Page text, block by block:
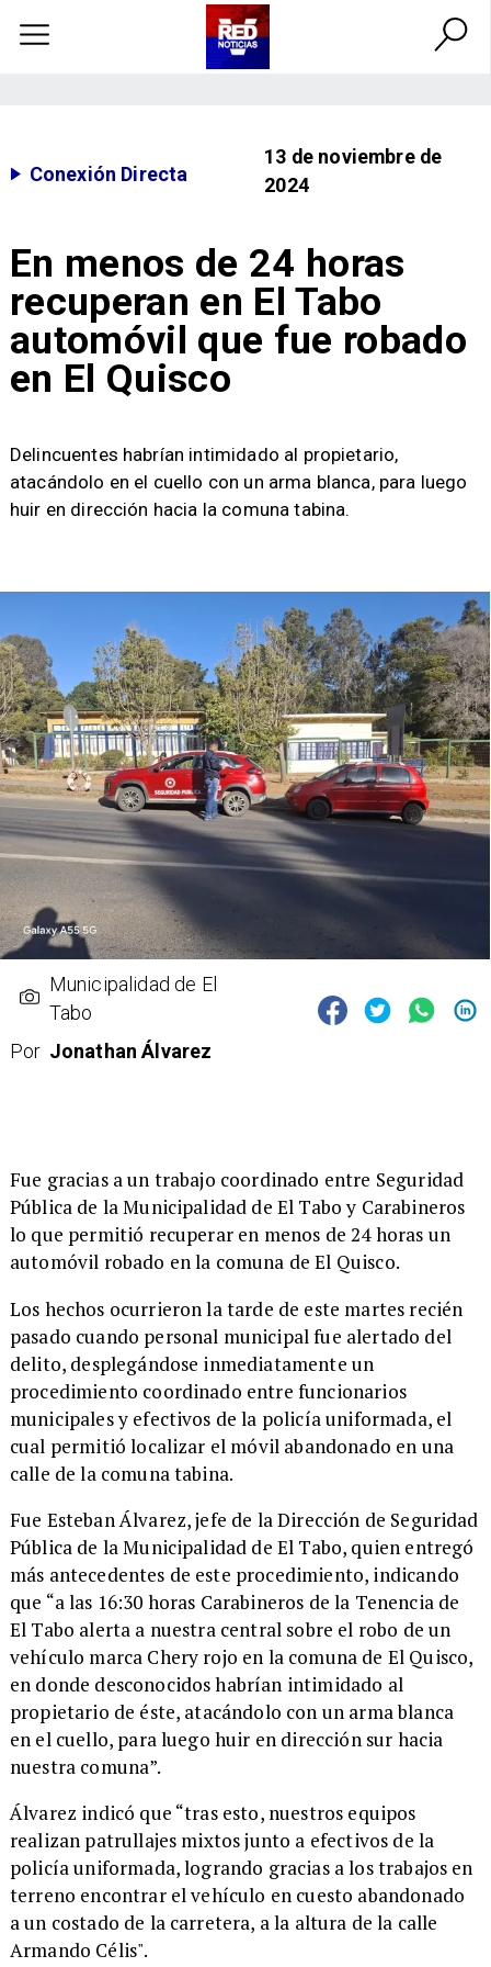
Conexión Directa
13 de noviembre de
2024
En menos de 24 horas
recuperan en El Tabo
automóvil que fue robado
en El Quisco
​Delincuentes habrían intimidado al propietario,
atacándolo en el cuello con un arma blanca, para luego
huir en dirección hacia la comuna tabina.
Municipalidad de El
Tabo
Por Jonathan Álvarez
​Fue gracias a un trabajo coordinado entre Seguridad
Pública de la Municipalidad de El Tabo y Carabineros
lo que permitió recuperar en menos de 24 horas un
automóvil robado en la comuna de El Quisco.
​Los hechos ocurrieron la tarde de este martes recién
pasado cuando personal municipal fue alertado del
delito, desplegándose inmediatamente un
procedimiento coordinado entre funcionarios
municipales y efectivos de la policía uniformada, el
cual permitió localizar el móvil abandonado en una
calle de la comuna tabina.
​Fue Esteban Álvarez, jefe de la Dirección de Seguridad
Pública de la Municipalidad de El Tabo, quien entregó
más antecedentes de este procedimiento, indicando
que “a las 16:30 horas Carabineros de la Tenencia de
El Tabo alerta a nuestra central sobre el robo de un
vehículo marca Chery rojo en la comuna de El Quisco,
en donde desconocidos habrían intimidado al
propietario de éste, atacándolo con un arma blanca
en el cuello, para luego huir en dirección sur hacia
nuestra comuna”.
​Álvarez indicó que “tras esto, nuestros equipos
realizan patrullajes mixtos junto a efectivos de la
policía uniformada, logrando gracias a los trabajos en
terreno encontrar el vehículo en cuesto abandonado
a un costado de la carretera, a la altura de la calle
Armando Célis".